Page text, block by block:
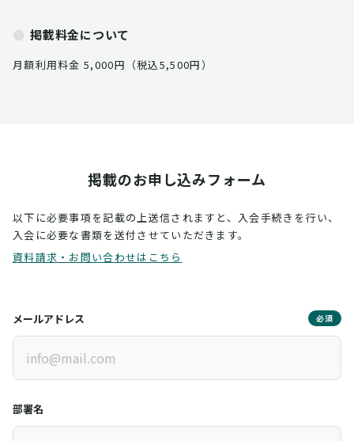
掲載料金について
月額利用料金 5,000円（税込5,500円）
掲載のお申し込みフォーム
以下に必要事項を記載の上送信されますと、入会手続きを行い、
入会に必要な書類を送付させていただきます。
資料請求・お問い合わせはこちら
メールアドレス 必須
部署名